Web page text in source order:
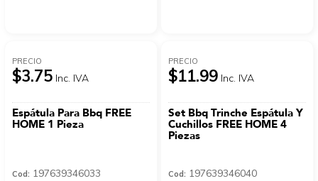
PRECIO
$3.75 Inc. IVA
Espátula Para Bbq FREE
HOME 1 Pieza
Cod: 197639346033
PRECIO
$11.99 Inc. IVA
Set Bbq Trinche Espátula Y
Cuchillos FREE HOME 4
Piezas
Cod: 197639346040